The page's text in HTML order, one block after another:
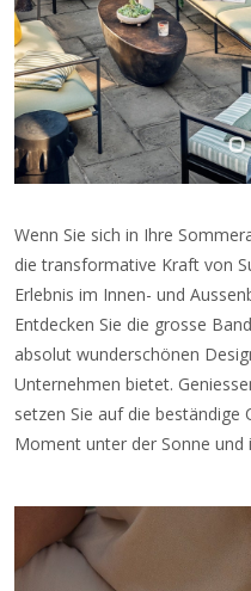
Wenn Sie sich in Ihre
die transformative Kraft von
Erlebnis im Innen- und
Entdecken Sie die grosse
absolut wunderschönen
Unternehmen bietet.
setzen Sie auf die beständige
Moment unter der Sonne und